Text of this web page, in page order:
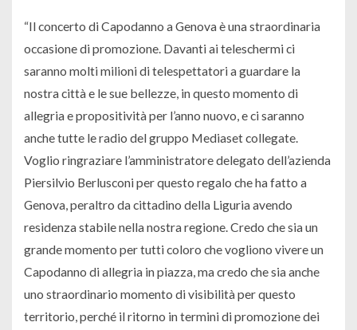
“Il concerto di Capodanno a Genova è una straordinaria
occasione di promozione. Davanti ai teleschermi ci
saranno molti milioni di telespettatori a guardare la
nostra città e le sue bellezze, in questo momento di
allegria e propositività per l’anno nuovo, e ci saranno
anche tutte le radio del gruppo Mediaset collegate.
Voglio ringraziare l’amministratore delegato dell’azienda
Piersilvio Berlusconi per questo regalo che ha fatto a
Genova, peraltro da cittadino della Liguria avendo
residenza stabile nella nostra regione. Credo che sia un
grande momento per tutti coloro che vogliono vivere un
Capodanno di allegria in piazza, ma credo che sia anche
uno straordinario momento di visibilità per questo
territorio, perché il ritorno in termini di promozione dei